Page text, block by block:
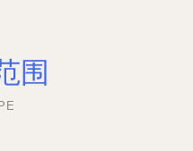
围